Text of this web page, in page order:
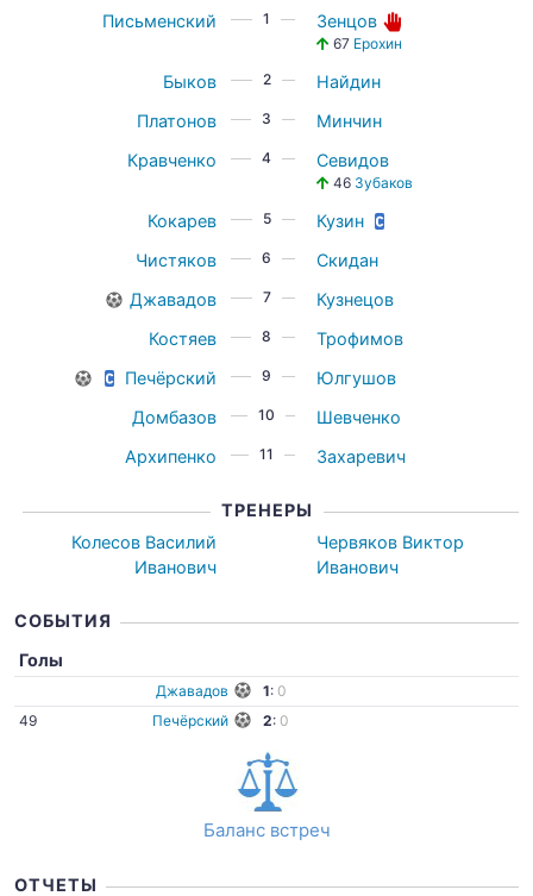
Письменский
1 Зенцов
67 Ерохин
Быков 2
Найдин
Платонов
3
Минчин
Кравченко
4 Севидов
46 Зубаков
Кокарев 5
Кузин
Чистяков
6
Скидан
Джавадов
7
Кузнецов
Костяев
8
Трофимов
Печёрский
9
Юлгушов
Домбазов
10
Шевченко
Архипенко
11 Захаревич
ТРЕНЕРЫ
Колесов Василий
Иванович
Червяков Виктор
Иванович
СОБЫТИЯ
Голы
Джавадов 1: 0
49
Печёрский 2: 0
Баланс встреч
ОТЧЕТЫ